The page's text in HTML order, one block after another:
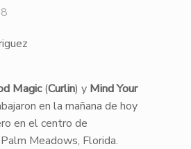
Magic(Curlin) y Mind Your
en la mañana de hoy
en el centro de
Meadows, Florida.